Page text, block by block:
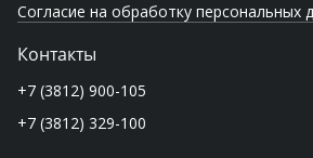
Согласие на обработку персональных
Контакты
+7 (3812) 900-105
+7 (3812) 329-100